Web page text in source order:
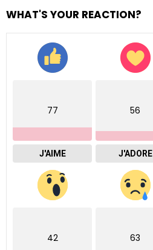
WHAT'S YOUR REACTION?
77
J'AIME
56
J'ADORE
42 63